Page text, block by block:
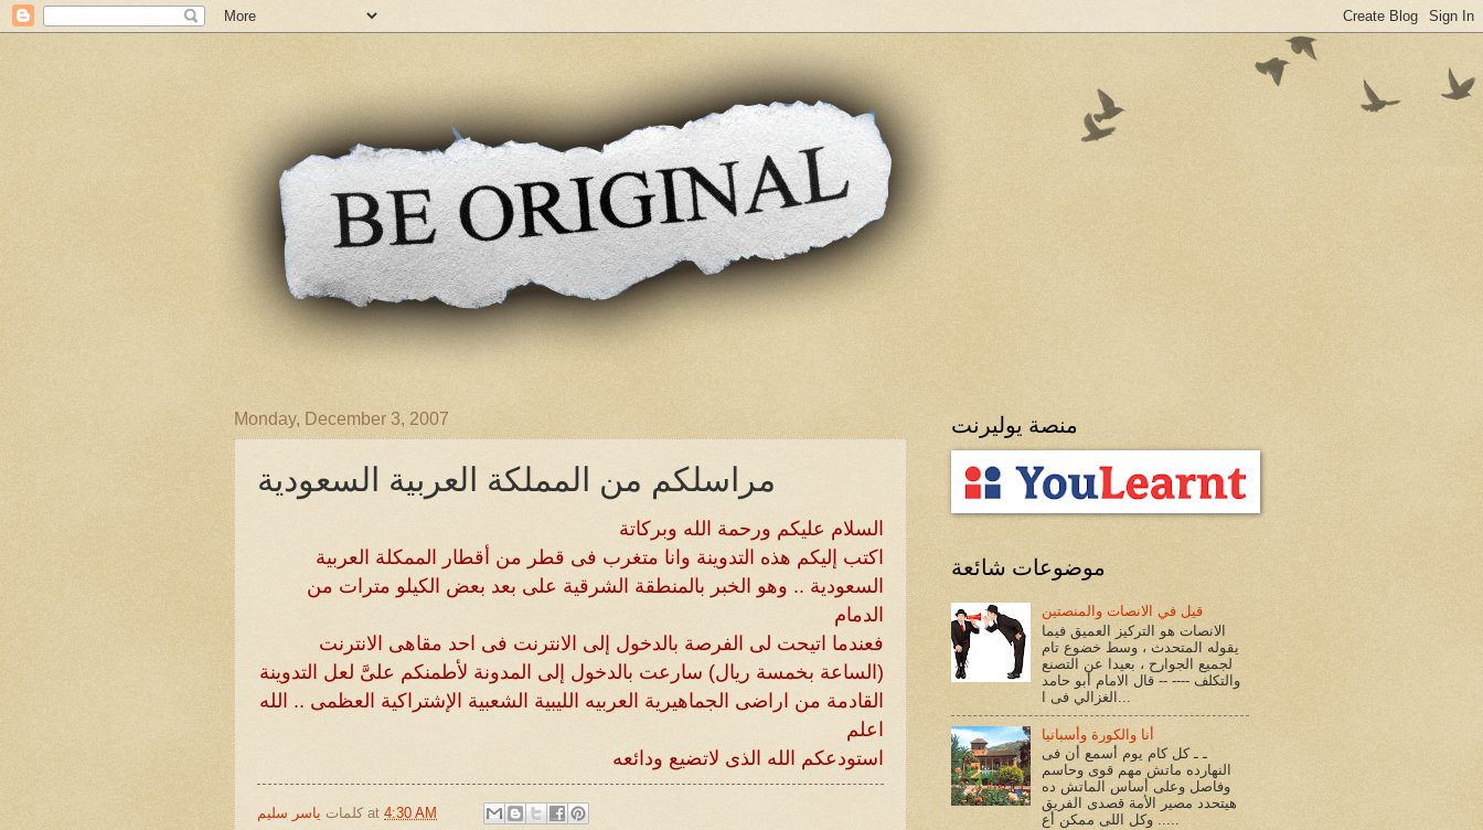
Monday, December 3, 2007
مراسلكم من المملكة العربية السعودية
السلام عليكم ورحمة الله وبركاتة
اكتب إليكم هذه التدوينة وانا متغرب فى قطر من أقطار الممكلة العربية
السعودية .. وهو الخبر بالمنطقة الشرقية على بعد بعض الكيلو مترات من
الدمام
فعندما اتيحت لى الفرصة بالدخول إلى الانترنت فى احد مقاهى الانترنت
(الساعة بخمسة ريال) سارعت بالدخول إلى المدونة لأطمنكم علىَّ لعل التدوينة
القادمة من اراضى الجماهيرية العربيه الليبية الشعبية الإشتراكية العظمى .. الله
اعلم
استودعكم الله الذى لاتضيع ودائعه
كلمات ياسر سليم at 4:30 AM
منصة يوليرنت
موضوعات شائعة
قيل في الانصات والمنصتين
الانصات هو التركيز العميق فيما
يقوله المتحدث ، وسط خضوع تام
لجميع الجوارح ، بعيدا عن التصنع
والتكلف ---- -- قال الامام أبو حامد
أنا والكورة وأسبانيا
ـ ـ كل كام يوم أسمع أن فى
النهارده ماتش مهم قوى وحاسم
وفاصل وعلى أساس الماتش ده
هيتحدد مصير الأمة قصدى الفريق
.. وكل اللى ممكن أع...